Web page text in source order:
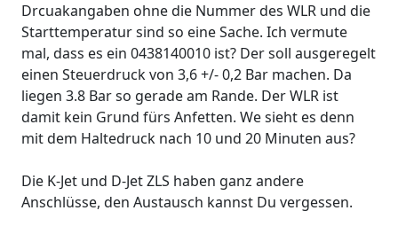
Drcuakangaben ohne die Nummer des WLR und die
Starttemperatur sind so eine Sache. Ich vermute
mal, dass es ein 0438140010 ist? Der soll ausgeregelt
einen Steuerdruck von 3,6 +/- 0,2 Bar machen. Da
liegen 3.8 Bar so gerade am Rande. Der WLR ist
damit kein Grund fürs Anfetten. We sieht es denn
mit dem Haltedruck nach 10 und 20 Minuten aus?
Die K-Jet und D-Jet ZLS haben ganz andere
Anschlüsse, den Austausch kannst Du vergessen.